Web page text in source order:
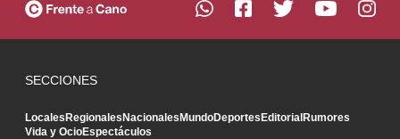
SECCIONES
LocalesRegionalesNacionalesMundoDeportesEditorialRumores
Vida y OcioEspectáculos